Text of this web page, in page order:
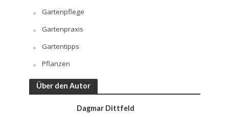
Gartenpflege
Gartenpraxis
Gartentipps
Pflanzen
Über den Autor
Dagmar Dittfeld